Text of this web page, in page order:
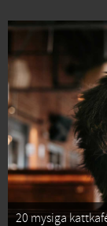
20 mysiga